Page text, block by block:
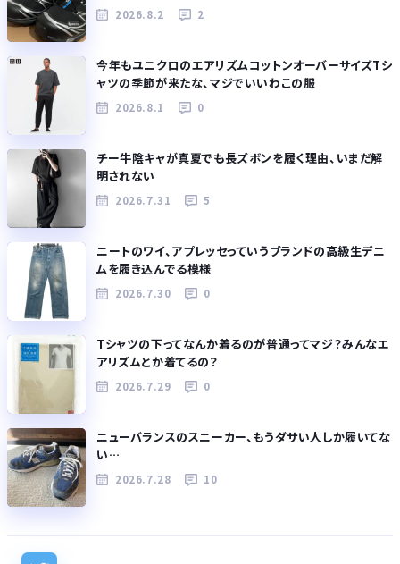
2026.8.2 2
今年もユニクロのエアリズムコットンオーバーサイズTシ
ャツの季節が来たな、マジでいいわこの服
2026.8.1 0
チー牛陰キャが真夏でも長ズボンを履く理由、いまだ解
明されない
2026.7.31 5
ニートのワイ、アプレッセっていうブランドの高級生デニ
ムを履き込んでる模様
2026.7.30 0
Tシャツの下ってなんか着るのが普通ってマジ？みんなエ
アリズムとか着てるの？
2026.7.29 0
ニューバランスのスニーカー、もうダサい人しか履いてな
い…
2026.7.28 10